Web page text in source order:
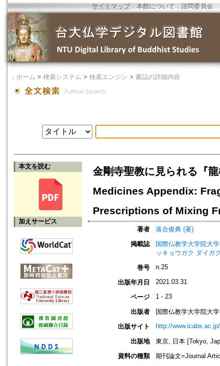
サイトマップ．本館について ． 諮問委員会 ．
． ホーム > 検索システム > 検索エンジン > 書誌の詳細内容
本文を読む
加えサービス
金剛寺聖教に見られる『
Medicines Appendix:
Prescriptions of Mixing
著者
落合俊典 (著)
掲載誌
国際仏教学大学院大
ッキョウガク ダイガ
巻号
n.25
出版年月日 2021.03.31
ページ 1 - 23
出版者
国際仏教学大学院大学
出版サイト
http://www.icabs.ac.jp/
出版地
東京, 日本 [Tokyo,
資料の種類
期刊論文=Journal